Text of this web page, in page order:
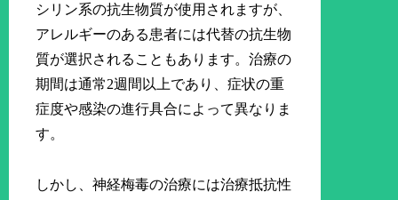
シリン系の抗生物質が使用されますが、
アレルギーのある患者には代替の抗生物
質が選択されることもあります。治療の
期間は通常2週間以上であり、症状の重
症度や感染の進行具合によって異なりま
す。
しかし、神経梅毒の治療には治療抵抗性